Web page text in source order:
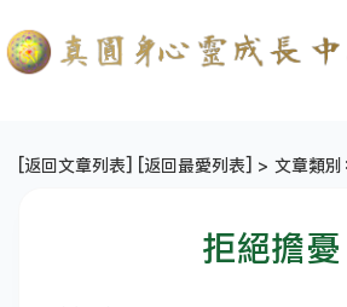
[返回文章列表] [返回最愛列表] > 文章類別
拒絕擔憂